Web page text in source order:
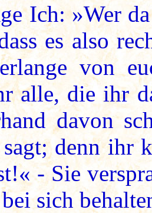
Ich: »Wer
es also
von
alle, die ihr
davon
denn ihr
- Sie
sich